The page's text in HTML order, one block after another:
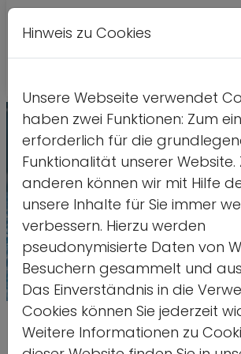
Quelle:
Orte der
Hinweis zu Cookies
Unsere Webseite verwendet
haben zwei Funktionen: Zum
erforderlich für die
Funktionalität unserer Website.
anderen können wir mit Hilfe
unsere Inhalte für Sie immer
verbessern. Hierzu werden
pseudonymisierte Daten von
Besuchern gesammelt und
Das Einverständnis in die
Cookies können Sie jederzeit
Weitere Informationen zu